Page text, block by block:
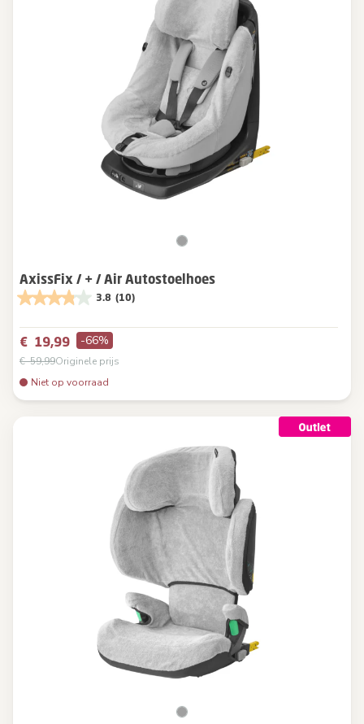
AxissFix / + / Air Autostoelhoes
3.8 (10)
€ 19,99 -66%
€ 59,99Originele prijs
Niet op voorraad